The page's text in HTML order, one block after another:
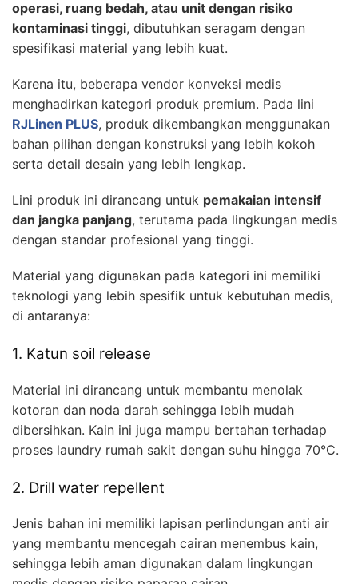
operasi, ruang bedah, atau unit dengan risiko
kontaminasi tinggi, dibutuhkan seragam dengan
spesifikasi material yang lebih kuat.
Karena itu, beberapa vendor konveksi medis
menghadirkan kategori produk premium. Pada lini
RJLinen PLUS, produk dikembangkan menggunakan
bahan pilihan dengan konstruksi yang lebih kokoh
serta detail desain yang lebih lengkap.
Lini produk ini dirancang untuk pemakaian intensif
dan jangka panjang, terutama pada lingkungan medis
dengan standar profesional yang tinggi.
Material yang digunakan pada kategori ini memiliki
teknologi yang lebih spesifik untuk kebutuhan medis,
di antaranya:
1. Katun soil release
Material ini dirancang untuk membantu menolak
kotoran dan noda darah sehingga lebih mudah
dibersihkan. Kain ini juga mampu bertahan terhadap
proses laundry rumah sakit dengan suhu hingga 70°C.
2. Drill water repellent
Jenis bahan ini memiliki lapisan perlindungan anti air
yang membantu mencegah cairan menembus kain,
sehingga lebih aman digunakan dalam lingkungan